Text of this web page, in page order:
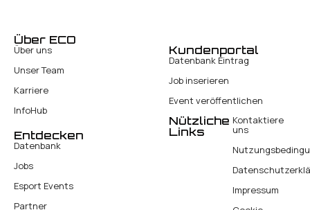
Über ECO
Über uns
Unser Team
Karriere
InfoHub
Kundenportal
Datenbank Eintrag
Job inserieren
Event veröffentlichen
Entdecken
Datenbank
Jobs
Esport Events
Partner
Nützliche
Links
Kontaktiere
uns
Impressum